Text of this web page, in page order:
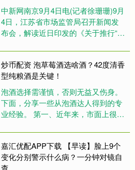
中新网南京9月4日电(记者徐珊珊)9月
4日，江苏省市场监管局召开新闻发
布会，解读近日印发的《关于推行“执
措施》(简称《若干措施....
炒币配资 泡草莓酒选啥酒？42度清香
型纯粮酒是关键！
泡酒选择需谨慎，否则无益又伤身。
下面，分享一些从泡酒达人得到的专
业经验。 第一、近年来，市面上很多
白酒，这种酒虽然口感好，但长期....
嘉汇优配APP下载 【早读】脸上9个
变化分别警示什么病？一分钟对镜自
查